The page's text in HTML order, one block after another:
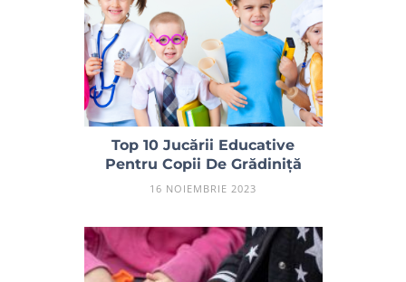
Top 10 Jucării Educative
Pentru Copii De Grădiniță
16 NOIEMBRIE 2023